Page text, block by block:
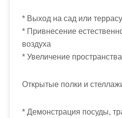
* Выход на сад или террасу
* Привнесение
воздуха
* Увеличение
Открытые полки и
* Демонстрация посуды,